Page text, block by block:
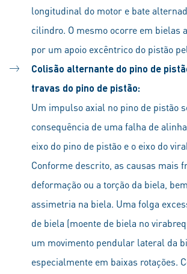
longitudinal do motor e bate
cilindro. O mesmo ocorre em bielas
por um apoio excêntrico do pistão
Colisão alternante do pino de
travas do pino de pistão:
Um impulso axial no pino de pistão
consequência de uma falha de
eixo do pino de pistão e o eixo do
Conforme descrito, as causas mais
deformação ou a torção da biela,
assimetria na biela. Uma folga
de biela (moente de biela no
um movimento pendular lateral da
especialmente em baixas rotações.